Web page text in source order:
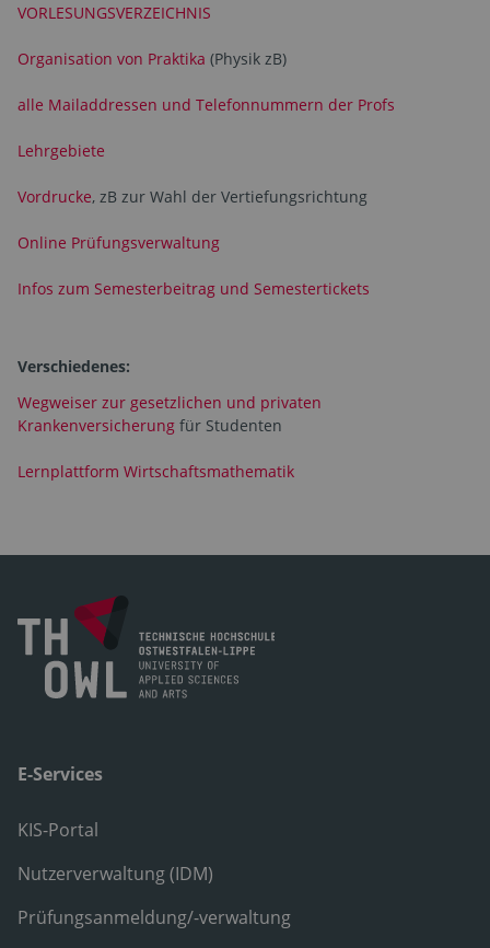
VORLESUNGSVERZEICHNIS
Organisation von Praktika (Physik zB)
alle Mailaddressen und Telefonnummern der Profs
Lehrgebiete
Vordrucke, zB zur Wahl der Vertiefungsrichtung
Online Prüfungsverwaltung
Infos zum Semesterbeitrag und Semestertickets
Verschiedenes:
Wegweiser zur gesetzlichen und privaten
Krankenversicherung für Studenten
Lernplattform Wirtschaftsmathematik
E-Services
KIS-Portal
Nutzerverwaltung (IDM)
Prüfungsanmeldung/-verwaltung